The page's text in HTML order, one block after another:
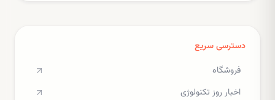
دسترسی سریع
فروشگاه
اخبار روز تکنولوژی